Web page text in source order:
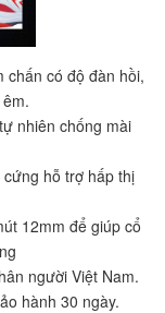
chấn có độ đàn hồi,
nhiên chống mài
hỗ trợ hấp thị
12mm để giúp cổ
người Việt Nam.
hành 30 ngày.